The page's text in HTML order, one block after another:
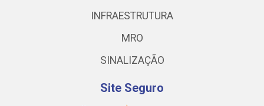
INFRAESTRUTURA
MRO
SINALIZAÇÃO
Site Seguro